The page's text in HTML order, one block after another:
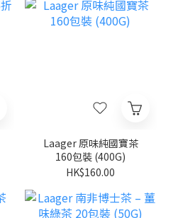
Laager 原味純國寶茶
160包裝 (400G)
HK$160.00